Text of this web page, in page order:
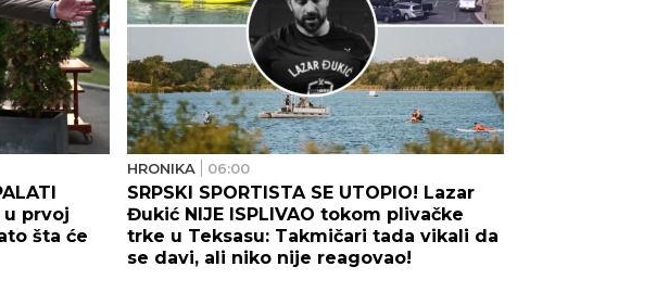
u prvoj
šta će
HRONIKA 06:00
SRPSKI SPORTISTA SE UTOPIO! Lazar
Đukić NIJE ISPLIVAO tokom plivačke
trke u Teksasu: Takmičari tada vikali da
se davi, ali niko nije reagovao!